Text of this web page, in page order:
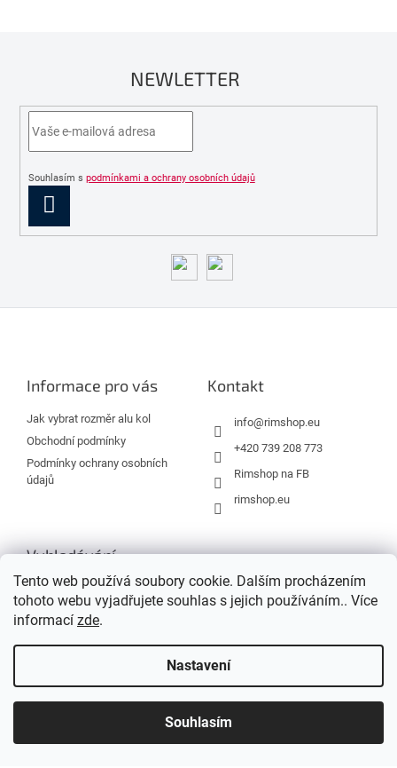
Tento web používá soubory cookie. Dalším procházením
tohoto webu vyjadřujete souhlas s jejich používáním.. Více
informací zde.
Nastavení
Souhlasím
NEWLETTER
Souhlasím s podmínkami a ochrany osobních údajů
SE
Informace pro vás
Jak vybrat rozměr alu kol
Obchodní podmínky
Podmínky ochrany osobních
údajů
Kontakt
info@rimshop.eu
+420 739 208 773
Rimshop na FB
rimshop.eu
Vyhledávání
HLEDAT
Vytvořil Shoptet